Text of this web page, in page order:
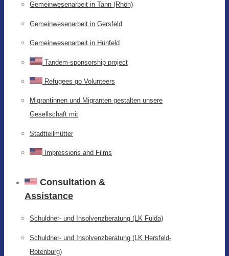
Gemeinwesenarbeit in Tann (Rhön)
Gemeinwesenarbeit in Gersfeld
Gemeinwesenarbeit in Hünfeld
Tandem-sponsorship project
Refugees go Volunteers
Migrantinnen und Migranten gestalten unsere
Gesellschaft mit
Stadtteilmütter
Impressions and Films
Consultation &
Assistance
Schuldner- und Insolvenzberatung (LK Fulda)
Schuldner- und Insolvenzberatung (LK Hersfeld-
Rotenburg)